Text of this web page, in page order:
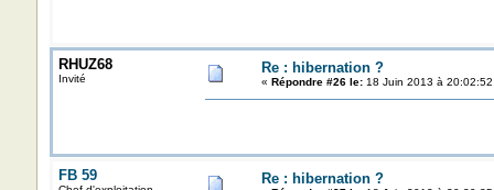
RHUZ68
Invité
Re : hibernation ?
« Répondre #26 le:18 Juin 2013 à 20:02:52
FB 59 Re : hibernation ?